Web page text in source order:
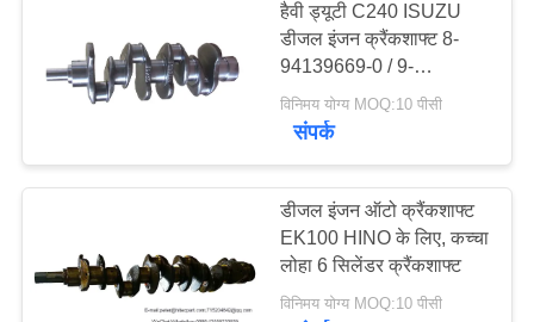
हैवी ड्यूटी C240 ​​ISUZU
डीजल इंजन क्रैंकशाफ्ट 8-
94139669-0 / 9-
12310413-0
विनिमय योग्य MOQ:10 पीसी
संपर्क
डीजल इंजन ऑटो क्रैंकशाफ्ट
EK100 HINO के लिए, कच्चा
लोहा 6 सिलेंडर क्रैंकशाफ्ट
विनिमय योग्य MOQ:10 पीसी